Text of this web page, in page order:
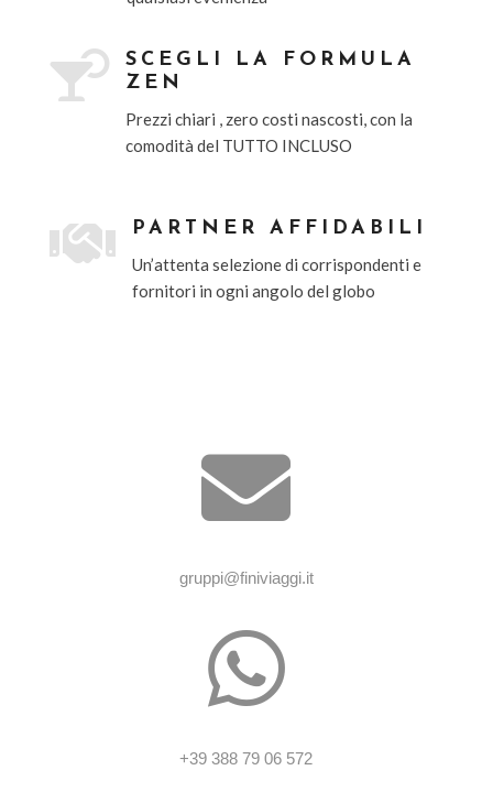

SCEGLI LA FORMULA
ZEN
Prezzi chiari , zero costi nascosti, con la
comodità del TUTTO INCLUSO
 PARTNER AFFIDABILI
Un’attenta selezione di corrispondenti e
fornitori in ogni angolo del globo

gruppi@finiviaggi.it

+39 388 79 06 572